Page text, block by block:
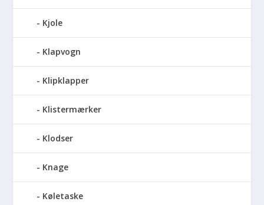
Kjole
Klapvogn
Klipklapper
Klistermærker
Klodser
Knage
Køletaske